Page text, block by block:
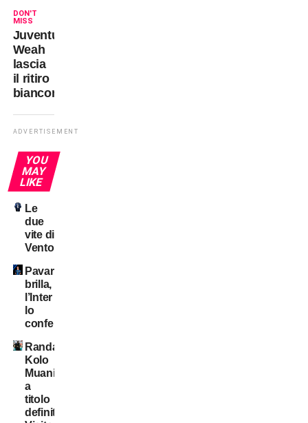
DON'T
MISS
Juventus:
Weah
lascia
il ritiro
bianconero!
ADVERTISEMENT
YOU
MAY
LIKE
Le
due
vite di
Ventola
Pavard
brilla,
l’Inter
lo
conferma?
Randal
Kolo
Muani:
a
titolo
definitivo!